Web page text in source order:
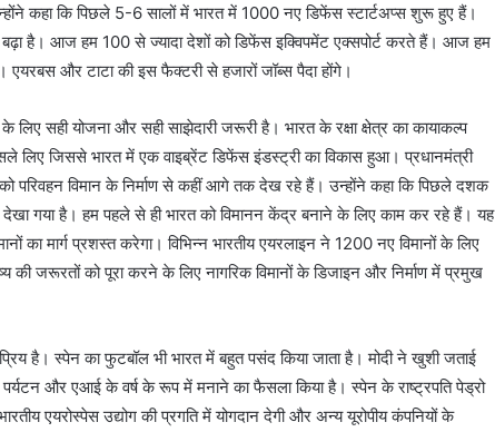
कहा कि पिछले 5-6 सालों में भारत में 1000 नए डिफेंस स्टार्टअप्स शुरू हुए हैं।
है। आज हम 100 से ज्यादा देशों को डिफेंस इक्विपमेंट एक्सपोर्ट करते हैं। आज हम
और टाटा की इस फैक्टरी से हजारों जॉब्स पैदा होंगे।
लिए सही योजना और सही साझेदारी जरूरी है। भारत के रक्षा क्षेत्र का कायाकल्प
जिससे भारत में एक वाइब्रेंट डिफेंस इंडस्ट्री का विकास हुआ। प्रधानमंत्री
परिवहन विमान के निर्माण से कहीं आगे तक देख रहे हैं। उन्होंने कहा कि पिछले दशक
देखा गया है। हम पहले से ही भारत को विमानन केंद्र बनाने के लिए काम कर रहे हैं। यह
का मार्ग प्रशस्त करेगा। विभिन्न भारतीय एयरलाइन ने 1200 नए विमानों के लिए
की जरूरतों को पूरा करने के लिए नागरिक विमानों के डिजाइन और निर्माण में प्रमुख
है। स्पेन का फुटबॉल भी भारत में बहुत पसंद किया जाता है। मोदी ने खुशी जताई
और एआई के वर्ष के रूप में मनाने का फैसला किया है। स्पेन के राष्ट्रपति पेड्रो
एयरोस्पेस उद्योग की प्रगति में योगदान देगी और अन्य यूरोपीय कंपनियों के